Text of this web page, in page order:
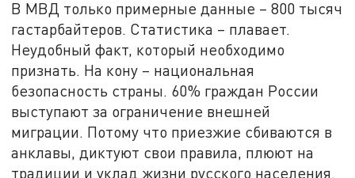
В МВД только примерные данные – 800 тысяч
гастарбайтеров. Статистика – плавает.
Неудобный факт, который необходимо
признать. На кону – национальная
безопасность страны. 60% граждан России
выступают за ограничение внешней
миграции. Потому что приезжие сбиваются в
анклавы, диктуют свои правила, плюют на
традиции и уклад жизни русского населения.